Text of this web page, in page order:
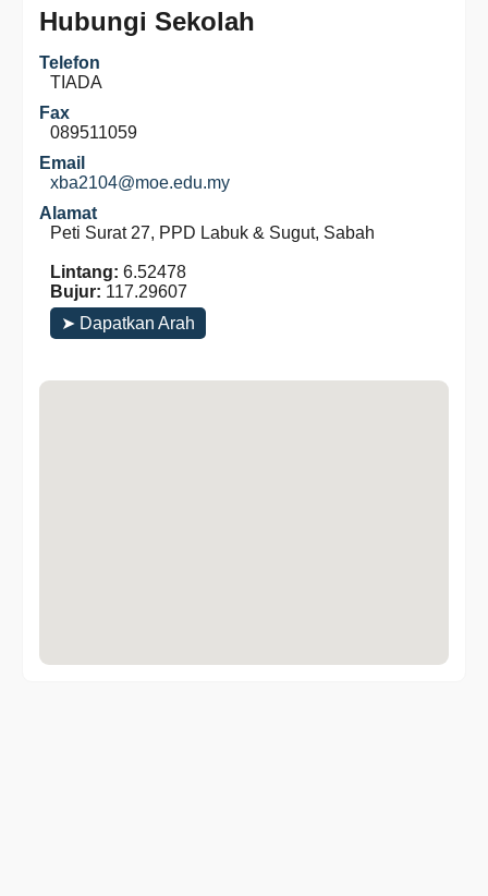
Hubungi Sekolah
Telefon
TIADA
Fax
089511059
Email
xba2104@moe.edu.my
Alamat
Peti Surat 27, PPD Labuk & Sugut, Sabah
Lintang: 6.52478
Bujur: 117.29607
➤ Dapatkan Arah